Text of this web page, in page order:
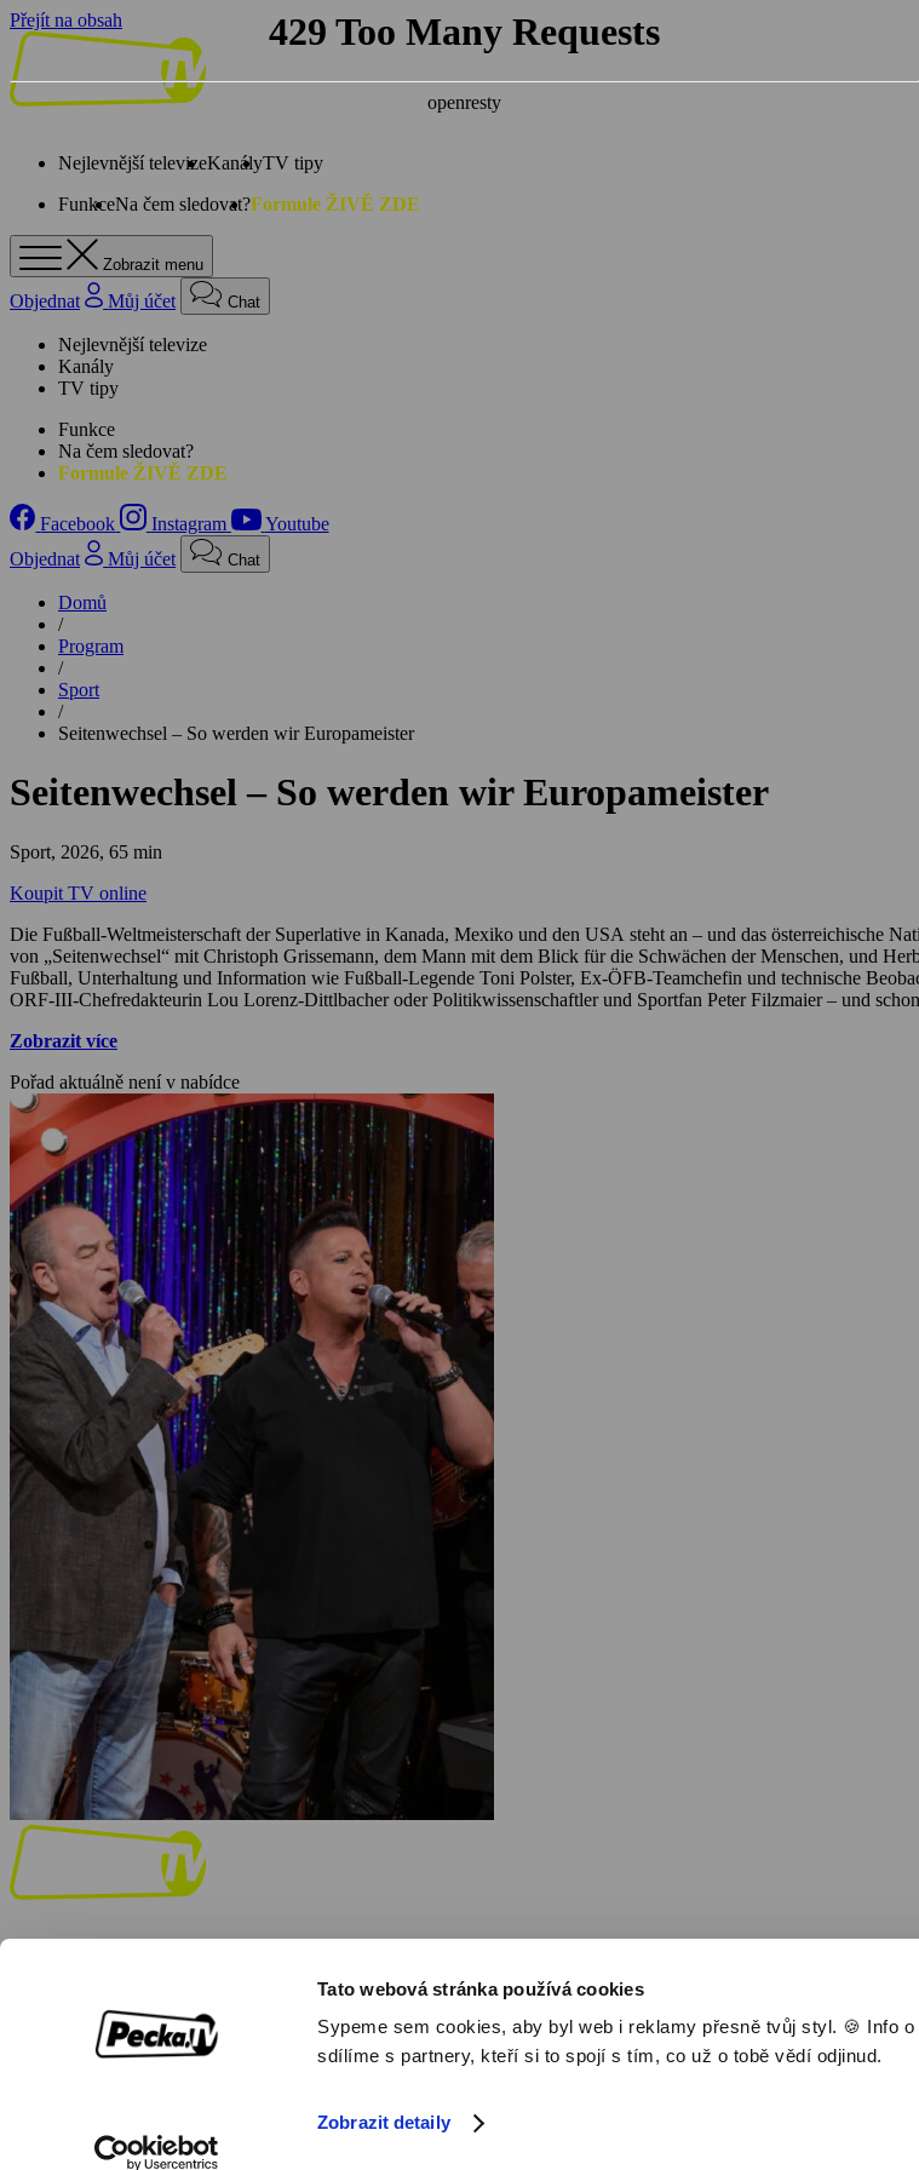
Tato webová stránka používá cookies
Sypeme sem cookies, aby byl web i reklamy přesně tvůj styl. 🍪 Info
sdílíme s partnery, kteří si to spojí s tím, co už o tobě vědí odjinud.
Zobrazit detaily
Přejít na obsah
Nejlevnější televizeKanályTV tipy
FunkceNa čem sledovat?Formule ŽIVĚ ZDE
Zobrazit menu
Objednat Můj účet Chat
Nejlevnější televize
Kanály
TV tipy
Funkce
Na čem sledovat?
Formule ŽIVĚ ZDE
Facebook Instagram
Youtube
Objednat
Můj účet Chat
Domů
/
Program
/
Sport
/
Seitenwechsel – So werden wir Europameister
Seitenwechsel – So werden wir Europameister
Sport, 2026, 65 min
Koupit TV online
Die Fußball-Weltmeisterschaft der Superlative in Kanada, Mexiko und den USA steht an – und das österreichische
von „Seitenwechsel“ mit Christoph Grissemann, dem Mann mit dem Blick für die Schwächen der Menschen, und
Fußball, Unterhaltung und Information wie Fußball-Legende Toni Polster, Ex-ÖFB-Teamchefin und technische
ORF-III-Chefredakteurin Lou Lorenz-Dittlbacher oder Politikwissenschaftler und Sportfan Peter Filzmaier – und
USA auf die Spiele vor? Was haben Prohaska, Polster & Co seinerzeit im Teamcamp erlebt? Wer steckt eigentlich in
Zobrazit více
Pořad aktuálně není v nabídce
Facebook
Můj účet
Hrdě vytvořeno v České republice